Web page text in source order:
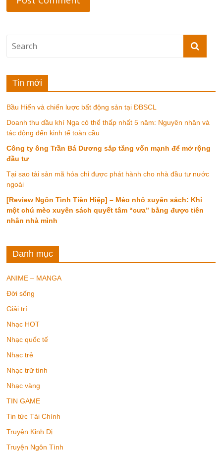
Tin mới
Bầu Hiển và chiến lược bất động sản tại ĐBSCL
Doanh thu dầu khí Nga có thể thấp nhất 5 năm: Nguyên nhân và
tác động đến kinh tế toàn cầu
Công ty ông Trần Bá Dương sắp tăng vốn mạnh để mở rộng
đầu tư
Tại sao tài sản mã hóa chỉ được phát hành cho nhà đầu tư nước
ngoài
[Review Ngôn Tình Tiên Hiệp] – Mèo nhỏ xuyên sách: Khi
một chú mèo xuyên sách quyết tâm “cưa” bằng được tiên
nhân nhà mình
Danh mục
ANIME – MANGA
Đời sống
Giải trí
Nhạc HOT
Nhạc quốc tế
Nhạc trẻ
Nhạc trữ tình
Nhạc vàng
TIN GAME
Tin tức Tài Chính
Truyện Kinh Dị
Truyện Ngôn Tình